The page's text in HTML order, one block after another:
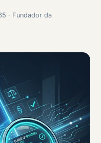
· Fundador da